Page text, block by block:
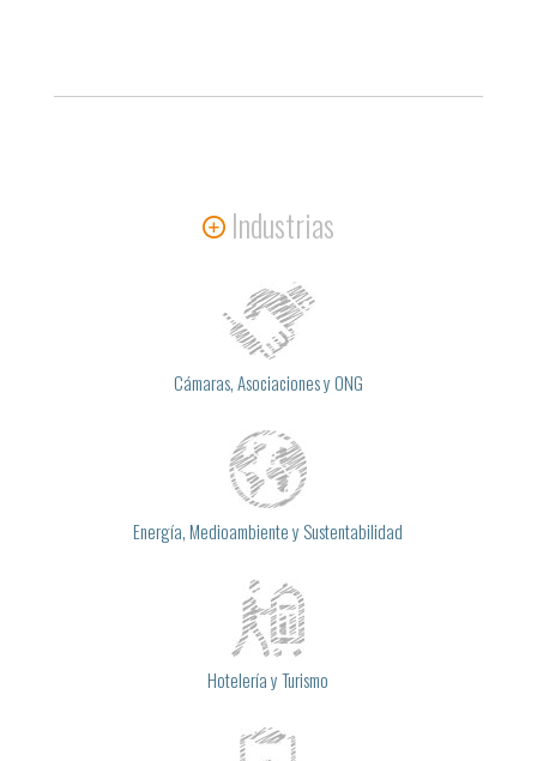
Industrias
Cámaras, Asociaciones y ONG
Energía, Medioambiente y Sustentabilidad
Hotelería y Turismo